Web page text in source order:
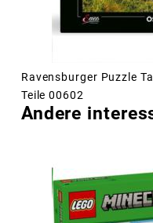
Ravensburger Puzzle
Teile 00602
Andere